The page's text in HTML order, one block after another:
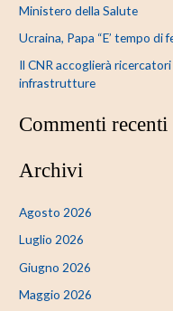
Ministero della Salute
Ucraina, Papa “E’ tempo di
Il CNR accoglierà
infrastrutture
Commenti recenti
Archivi
Agosto 2026
Luglio 2026
Giugno 2026
Maggio 2026